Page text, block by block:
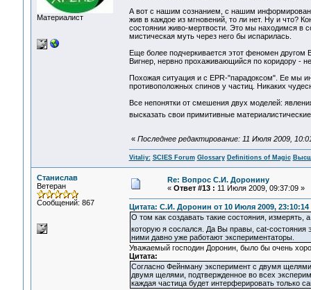
Материалист
А вот с нашим сознанием, с нашим
жив в каждое из мгновений, то ли нет. Ну и что?
состоянии живо-мертвости. Это мы находимся в
мистическая муть через него бы испарилась.
Еще более подчеркивается этот феномен другом
Вигнер, нервно прохаживающийся по коридору -
Похожая ситуация и с EPR-"парадоксом". Ее мы
противоположных спинов у частиц. Никаких
Все непонятки от смешения двух моделей:
высказать свои примитивные
« Последнее редактирование: 11 Июля 2009,
Vitaliy: SCIES Forum Glossary Definitions of Magic
Станислав
Ветеран
Сообщений: 867
Re: Вопрос С.И. Доронину
« Ответ #13 : 11 Июля 2009, 09:37:09 »
Цитата: С.И. Доронин от 10 Июля 2009, 23:10:14
О том как создавать такие состояния, измерять,
которую я сослался. Да Вы правы, cat-состояния
ними давно уже работают экспериментаторы.
Уважаемый господин Доронин, было бы очень
Цитата:
Согласно Фейнману эксперимент с двумя
двумя щелями, подтвержденное во всех
каждая частица будет интерферировать только